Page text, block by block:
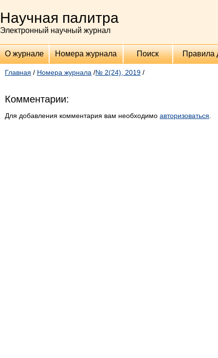
Научная палитра
Электронный научный журнал
О журнале Номера журнала Поиск Правила
Главная / Номера журнала /№ 2(24), 2019 /
Комментарии:
Для добавления комментария вам необходимо авторизоваться